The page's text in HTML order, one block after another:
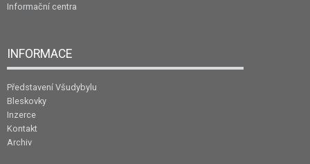
Informační centra
INFORMACE
Představení Všudybylu
Bleskovky
Inzerce
Kontakt
Archiv